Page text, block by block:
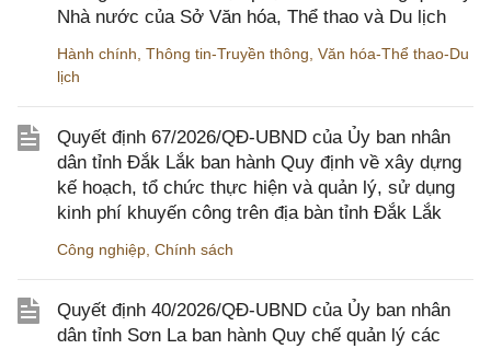
Nhà nước của Sở Văn hóa, Thể thao và Du lịch
Hành chính, Thông tin-Truyền thông, Văn hóa-Thể thao-Du
lịch
Quyết định 67/2026/QĐ-UBND của Ủy ban nhân
dân tỉnh Đắk Lắk ban hành Quy định về xây dựng
kế hoạch, tổ chức thực hiện và quản lý, sử dụng
kinh phí khuyến công trên địa bàn tỉnh Đắk Lắk
Công nghiệp, Chính sách
Quyết định 40/2026/QĐ-UBND của Ủy ban nhân
dân tỉnh Sơn La ban hành Quy chế quản lý các